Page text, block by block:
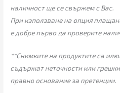
наличност ще се свържем с Вас.
При използване на опция
е добре първо да проверите
**Снимките на продуктите са
съдържат неточности или
правно основание за претенции.